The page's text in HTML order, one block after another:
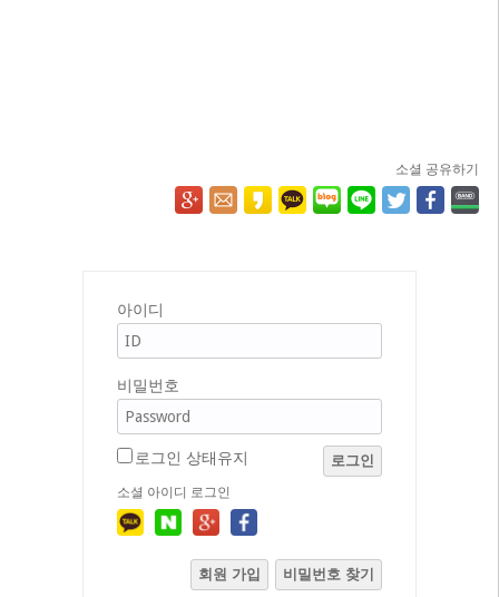
소셜 공유하기
아이디
비밀번호
로그인 상태유지 로그인
소셜 아이디 로그인
회원 가입 비밀번호 찾기